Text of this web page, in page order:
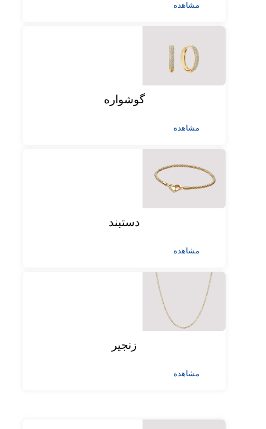
مشاهده
گوشواره
مشاهده
دستبند
مشاهده
زنجیر
مشاهده